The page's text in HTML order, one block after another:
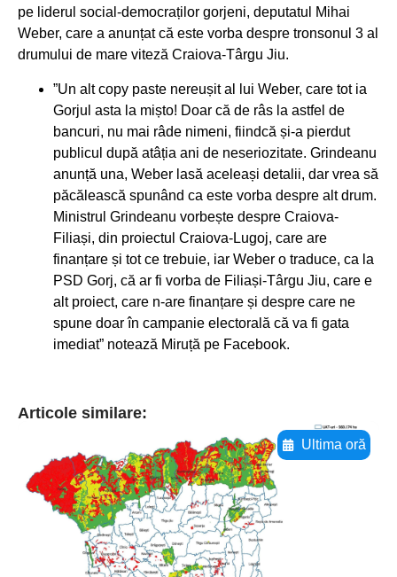
pe liderul social-democraților gorjeni, deputatul Mihai
Weber, care a anunțat că este vorba despre tronsonul 3 al
drumului de mare viteză Craiova-Târgu Jiu.
”Un alt copy paste nereușit al lui Weber, care tot ia
Gorjul asta la mișto! Doar că de râs la astfel de
bancuri, nu mai râde nimeni, fiindcă și-a pierdut
publicul după atâția ani de neseriozitate. Grindeanu
anunță una, Weber lasă aceleași detalii, dar vrea să
păcălească spunând ca este vorba despre alt drum.
Ministrul Grindeanu vorbește despre Craiova-
Filiași, din proiectul Craiova-Lugoj, care are
finanțare și tot ce trebuie, iar Weber o traduce, ca la
PSD Gorj, că ar fi vorba de Filiași-Târgu Jiu, care e
alt proiect, care n-are finanțare și despre care ne
spune doar în campanie electorală că va fi gata
imediat” notează Miruță pe Facebook.
Articole similare:
Ultima oră
Adaugă aici textul pentru
subtitluAdaugă aici
textul pentru
subtitluAdaugă aici